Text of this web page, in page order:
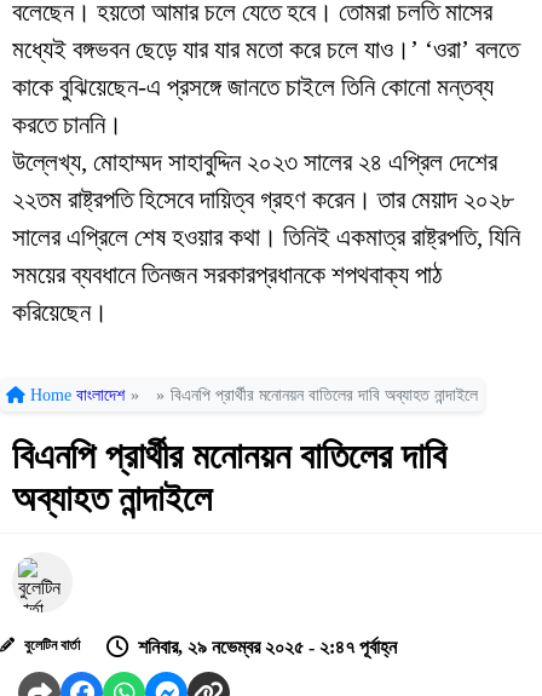
বলেছেন। হয়তো আমার চলে যেতে হবে। তোমরা চলতি মাসের
মধ্যেই বঙ্গভবন ছেড়ে যার যার মতো করে চলে যাও।’ ‘ওরা’ বলতে
কাকে বুঝিয়েছেন-এ প্রসঙ্গে জানতে চাইলে তিনি কোনো মন্তব্য
করতে চাননি।
উল্লেখ্য, মোহাম্মদ সাহাবুদ্দিন ২০২৩ সালের ২৪ এপ্রিল দেশের
২২তম রাষ্ট্রপতি হিসেবে দায়িত্ব গ্রহণ করেন। তার মেয়াদ ২০২৮
সালের এপ্রিলে শেষ হওয়ার কথা। তিনিই একমাত্র রাষ্ট্রপতি, যিনি
সময়ের ব্যবধানে তিনজন সরকারপ্রধানকে শপথবাক্য পাঠ
করিয়েছেন।
Home বাংলাদেশ » » বিএনপি প্রার্থীর মনোনয়ন বাতিলের দাবি অব্যাহত নান্দাইলে
বিএনপি প্রার্থীর মনোনয়ন বাতিলের দাবি
অব্যাহত নান্দাইলে
বুলেটিন বার্তা শনিবার, ২৯ নভেম্বর ২০২৫ - ২:৪৭ পূর্বাহ্ন